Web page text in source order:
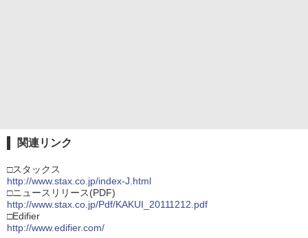
関連リンク
□スタックス
http://www.stax.co.jp/index-J.html
□ニュースリリース(PDF)
http://www.stax.co.jp/Pdf/KAKUI_20111212.pdf
□Edifier
http://www.edifier.com/